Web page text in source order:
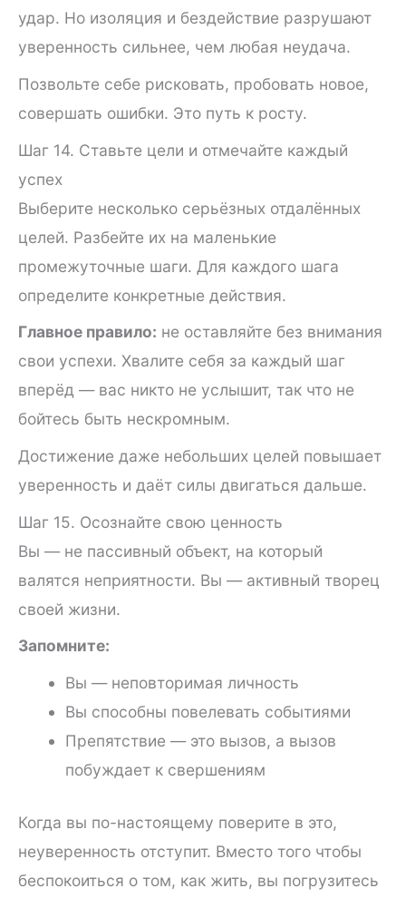
удар. Но изоляция и бездействие разрушают
уверенность сильнее, чем любая неудача.
Позвольте себе рисковать, пробовать новое,
совершать ошибки. Это путь к росту.
Шаг 14. Ставьте цели и отмечайте каждый
успех
Выберите несколько серьёзных отдалённых
целей. Разбейте их на маленькие
промежуточные шаги. Для каждого шага
определите конкретные действия.
Главное правило: не оставляйте без внимания
свои успехи. Хвалите себя за каждый шаг
вперёд — вас никто не услышит, так что не
бойтесь быть нескромным.
Достижение даже небольших целей повышает
уверенность и даёт силы двигаться дальше.
Шаг 15. Осознайте свою ценность
Вы — не пассивный объект, на который
валятся неприятности. Вы — активный творец
своей жизни.
Запомните:
Вы — неповторимая личность
Вы способны повелевать событиями
Препятствие — это вызов, а вызов
побуждает к свершениям
Когда вы по-настоящему поверите в это,
неуверенность отступит. Вместо того чтобы
беспокоиться о том, как жить, вы погрузитесь